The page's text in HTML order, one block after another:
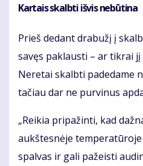
Kartais skalbti išvis nebūtina
Prieš dedant drabužį į
savęs paklausti – ar tikrai
Neretai skalbti padedame
tačiau dar ne purvinus
„Reikia pripažinti, kad
aukštesnėje
spalvas ir gali pažeisti